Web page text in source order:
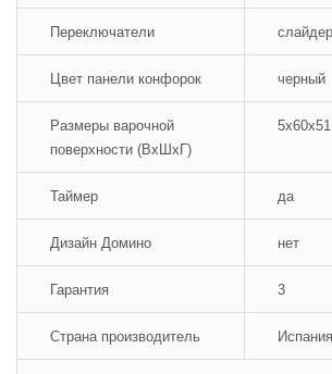
Переключатели слайдер
Цвет панели конфорок черный
Размеры варочной
поверхности (ВхШхГ)
Таймер да
Дизайн Домино нет
Гарантия 3
Страна производитель Испания